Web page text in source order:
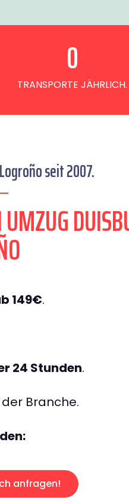
TRANSPORTE JÄHRLICH.
0
seit 2007.
149€.
24 Stunden.
der Branche.
anfragen!